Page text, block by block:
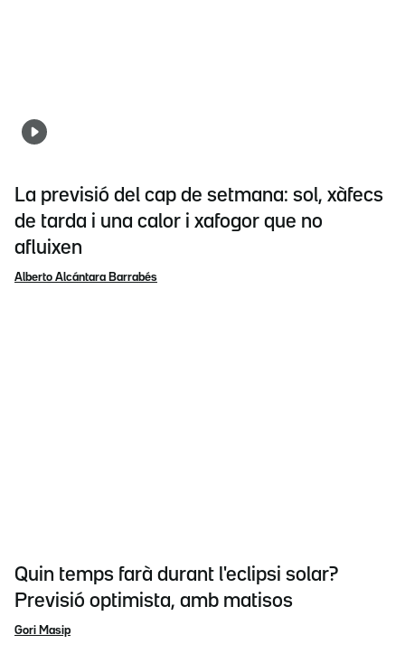
La previsió del cap de setmana: sol, xàfecs
de tarda i una calor i xafogor que no
afluixen
Alberto Alcántara Barrabés
Quin temps farà durant l'eclipsi solar?
Previsió optimista, amb matisos
Gori Masip